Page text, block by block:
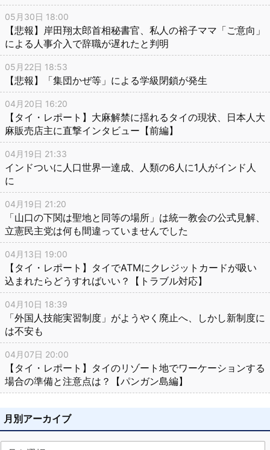
05月30日 18:00
【悲報】岸田翔太郎首相秘書官、私人の裕子ママ「ご意向」
による人事介入で辞職が遅れたと判明
05月22日 18:53
【悲報】「集団かぜ等」による学級閉鎖が発生
04月20日 16:20
【タイ・レポート】大麻解禁に揺れるタイの現状、日本人大
麻販売店主に直撃インタビュー【前編】
04月19日 21:33
インドついに人口世界一達成、人類の6人に1人がインド人
に
04月19日 21:20
「山口の下関は聖地と同等の場所」は統一教会の公式見解、
立憲民主党は何も間違っていませんでした
04月13日 19:00
【タイ・レポート】タイでATMにクレジットカードが吸い
込まれたらどうすればいい？【トラブル対応】
04月10日 18:39
「外国人技能実習制度」がようやく廃止へ、しかし新制度に
は不安も
04月07日 20:00
【タイ・レポート】タイのリゾート地でワーケーションする
場合の準備と注意点は？【パンガン島編】
月別アーカイブ